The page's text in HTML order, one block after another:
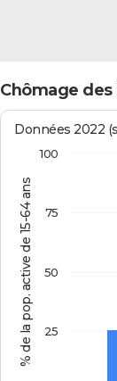
Chômage
% de la pop. active de 15-64 ans
Données 2022
25
50
75
100